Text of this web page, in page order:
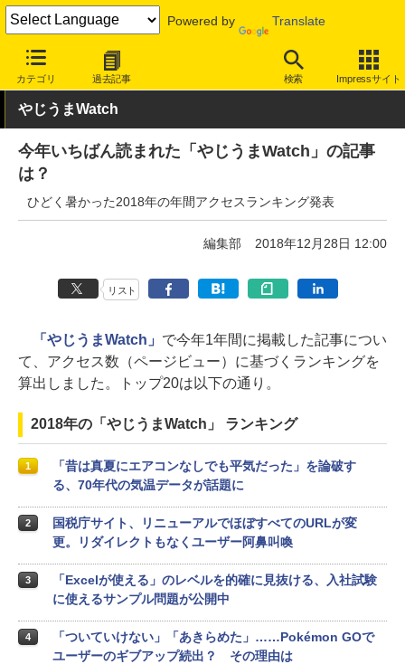
Powered by Translate
カテゴリ 過去記事 検索 Impressサイト
INTERNET Watch トピック
やじうまWatch
今年いちばん読まれた「やじうまWatch」の記事
は？
ひどく暑かった2018年の年間アクセスランキング発表
編集部 2018年12月28日 12:00
リスト
「やじうまWatch」 で今年1年間に掲載した記事につい
て、アクセス数（ページビュー）に基づくランキングを
算出しました。トップ20は以下の通り。
2018年の「やじうまWatch」 ランキング
1
「昔は真夏にエアコンなしでも平気だった」を論破す
る、70年代の気温データが話題に
2
国税庁サイト、リニューアルでほぼすべてのURLが変
更。リダイレクトもなくユーザー阿鼻叫喚
3
「Excelが使える」のレベルを的確に見抜ける、入社試験
に使えるサンプル問題が公開中
4
「ついていけない」「あきらめた」……Pokémon GOで
ユーザーのギブアップ続出？ その理由は